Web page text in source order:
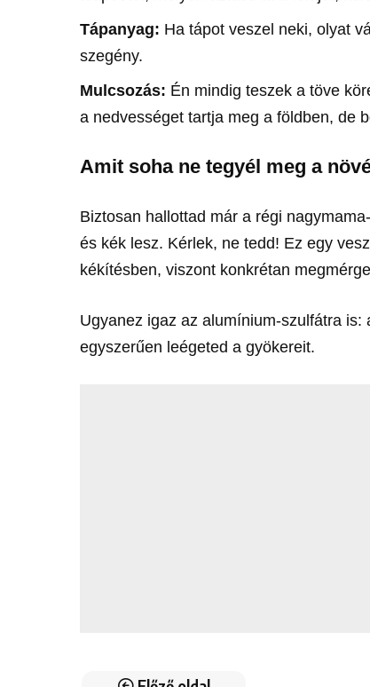
Tápanyag: Ha tápot veszel neki, olyat
szegény.
Mulcsozás: Én mindig teszek a töve
a nedvességet tartja meg a földben, de
Amit soha ne tegyél meg a
Biztosan hallottad már a régi
és kék lesz. Kérlek, ne tedd! Ez egy
kékítésben, viszont konkrétan
Ugyanez igaz az alumínium-szulfátra
egyszerűen leégeted a gyökereit.